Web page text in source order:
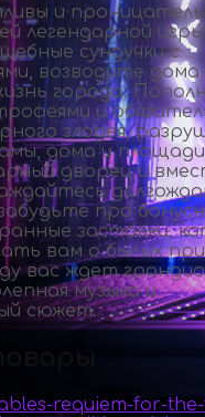
и
легендарной
сундучки с
возводите дома
города.
и
злодея,
дома и
дворец и
про
заставки,
вам о былых
вас ждет
музыка и
сюжет.